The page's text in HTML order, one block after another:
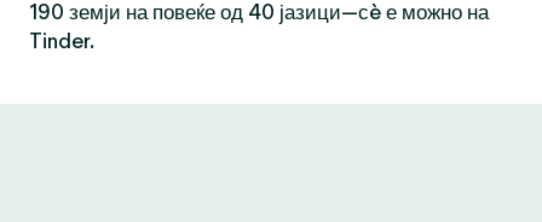
190 земји на повеќе од 40 јазици—сè е можно на
Tinder.